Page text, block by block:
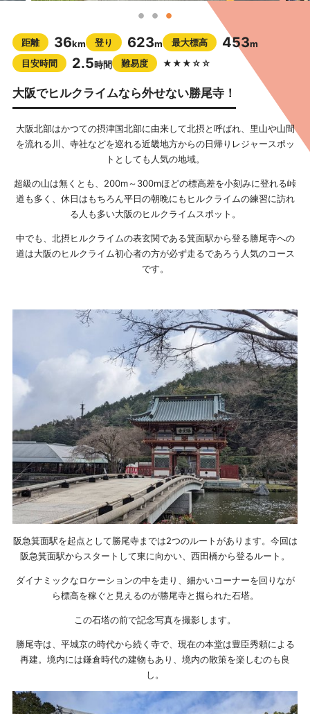
距離 36km 登り 623m 最大標高 453m
目安時間
2.5時間 難易度 ★★★☆☆
大阪でヒルクライムなら外せない勝尾寺！
大阪北部はかつての摂津国北部に由来して北摂と呼ばれ、里山や山間
を流れる川、寺社などを巡れる近畿地方からの日帰りレジャースポッ
トとしても人気の地域。
超級の山は無くとも、200m～300mほどの標高差を小刻みに登れる峠
道も多く、休日はもちろん平日の朝晩にもヒルクライムの練習に訪れ
る人も多い大阪のヒルクライムスポット。
中でも、北摂ヒルクライムの表玄関である箕面駅から登る勝尾寺への
道は大阪のヒルクライム初心者の方が必ず走るであろう人気のコース
です。
阪急箕面駅を起点として勝尾寺までは2つのルートがあります。今回は
阪急箕面駅からスタートして東に向かい、西田橋から登るルート。
ダイナミックなロケーションの中を走り、細かいコーナーを回りなが
ら標高を稼ぐと見えるのが勝尾寺と掘られた石塔。
この石塔の前で記念写真を撮影します。
勝尾寺は、平城京の時代から続く寺で、現在の本堂は豊臣秀頼による
再建。境内には鎌倉時代の建物もあり、境内の散策を楽しむのも良
し。